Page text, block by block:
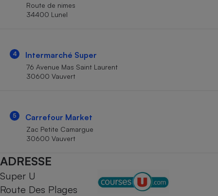
Route de nimes
34400 Lunel
4 Intermarché Super
76 Avenue Mas Saint Laurent
30600 Vauvert
5 Carrefour Market
Zac Petite Camargue
30600 Vauvert
ADRESSE
Super U
Route Des Plages
Cafetière à expressos